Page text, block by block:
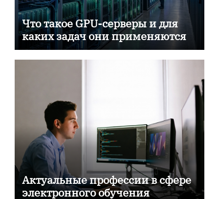
Что такое GPU-серверы и для
каких задач они применяются
Актуальные профессии в сфере
электронного обучения